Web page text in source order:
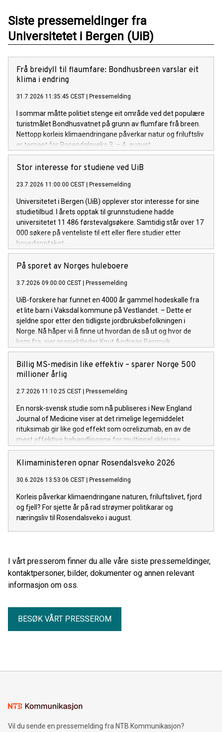
Siste pressemeldinger fra
Universitetet i Bergen (UiB)
Frå breidyll til flaumfare: Bondhusbreen varslar eit
klima i endring
31.7.2026 11:35:45 CEST Pressemelding
I sommar måtte politiet stenge eit område ved det populære
turistmålet Bondhusvatnet på grunn av flumfare frå breen.
Nettopp korleis klimaendringane påverkar natur og friluftsliv
er temaet for Rosendalsveko 3. – 4. august.
Stor interesse for studiene ved UiB
23.7.2026 11:00:00 CEST Pressemelding
Universitetet i Bergen (UiB) opplever stor interesse for sine
studietilbud. I årets opptak til grunnstudiene hadde
universitetet 11 486 førstevalgsøkere. Samtidig står over 17
000 søkere på venteliste til ett eller flere studier etter
hovedopptaket.
På sporet av Norges huleboere
3.7.2026 09:00:00 CEST Pressemelding
UiB-forskere har funnet en 4000 år gammel hodeskalle fra
et lite barn i Vaksdal kommune på Vestlandet. – Dette er
sjeldne spor etter den tidligste jordbruksbefolkningen i
Norge. Nå håper vi å finne ut hvordan de så ut og hvor de
kom fra, sier prosjektleder Knut Andreas Bergsvik.
Billig MS-medisin like effektiv – sparer Norge 500
millioner årlig
2.7.2026 11:10:25 CEST Pressemelding
En norsk-svensk studie som nå publiseres i New England
Journal of Medicine viser at det rimelige legemiddelet
rituksimab gir like god effekt som ocrelizumab, en av de
mest effektive behandlingene for multippel sklerose.
Samtidig sparer bruk av rituksimab det norske helsevesenet
rundt 500 millioner kroner hvert år.
Klimaministeren opnar Rosendalsveko 2026
30.6.2026 13:53:06 CEST Pressemelding
Korleis påverkar klimaendringane naturen, friluftslivet, fjord
og fjell? For sjette år på rad strøymer politikarar og
næringsliv til Rosendalsveko i august.
I vårt presserom finner du alle våre siste pressemeldinger,
kontaktpersoner, bilder, dokumenter og annen relevant
informasjon om oss.
BESØK VÅRT PRESSEROM
Vil du sende en pressemelding fra NTB Kommunikasjon?